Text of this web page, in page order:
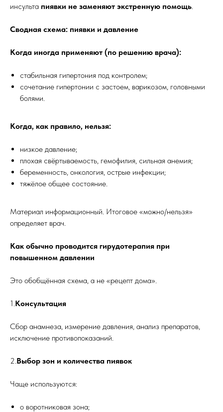
инсульта пиявки не заменяют экстренную помощь.
Сводная схема: пиявки и давление
Когда иногда применяют (по решению врача):
стабильная гипертония под контролем;
сочетание гипертонии с застоем, варикозом, головными
болями.
Когда, как правило, нельзя:
низкое давление;
плохая свёртываемость, гемофилия, сильная анемия;
беременность, онкология, острые инфекции;
тяжёлое общее состояние.
Материал информационный. Итоговое «можно/нельзя»
определяет врач.
Как обычно проводится гирудотерапия при
повышенном давлении
Это обобщённая схема, а не «рецепт дома».
1.Консультация
Сбор анамнеза, измерение давления, анализ препаратов,
исключение противопоказаний.
2.Выбор зон и количества пиявок
Чаще используются:
o воротниковая зона;